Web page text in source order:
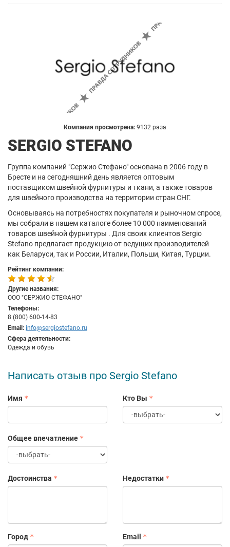
Компания просмотрена: 9132 раза
SERGIO STEFANO
Группа компаний "Сержио Стефано" основана в 2006 году в
Бресте и на сегодняшний день является оптовым
поставщиком швейной фурнитуры и ткани, а также товаров
для швейного производства на территории стран СНГ.
Основываясь на потребностях покупателя и рыночном спросе,
мы собрали в нашем каталоге более 10 000 наименований
товаров швейной фурнитуры . Для своих клиентов Sergio
Stefano предлагает продукцию от ведущих производителей
как Беларуси, так и России, Италии, Польши, Китая, Турции.
Рейтинг компании:
Другие названия:
ООО "СЕРЖИО СТЕФАНО"
Телефоны:
8 (800) 600-14-83
Email: info@sergiostefano.ru
Сфера деятельности:
Одежда и обувь
Написать отзыв про Sergio Stefano
Имя Кто Вы
Общее впечатление
Достоинства Недостатки
Город Email